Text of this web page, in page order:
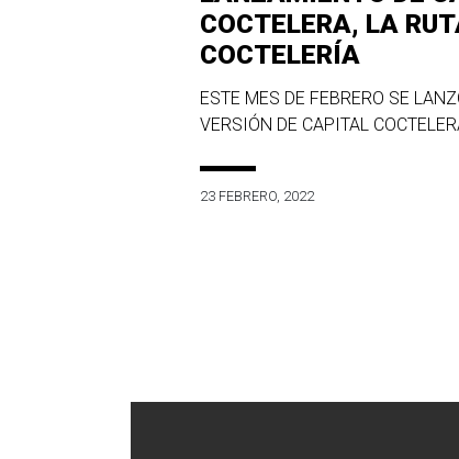
COCTELERA, LA
COCTELERÍA
ESTE MES DE FEBRERO SE
VERSIÓN DE CAPITAL
23 FEBRERO, 2022